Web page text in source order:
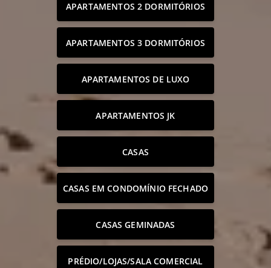
APARTAMENTOS 2 DORMITÓRIOS
APARTAMENTOS 3 DORMITÓRIOS
APARTAMENTOS DE LUXO
APARTAMENTOS JK
CASAS
CASAS EM CONDOMÍNIO FECHADO
CASAS GEMINADAS
PRÉDIO/LOJAS/SALA COMERCIAL